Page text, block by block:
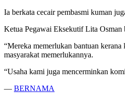
Ia berkata cecair pembasmi kuman
Ketua Pegawai Eksekutif Lita Osman
“Mereka memerlukan bantuan
masyarakat memerlukannya.
“Usaha kami juga mencerminkan
— BERNAMA